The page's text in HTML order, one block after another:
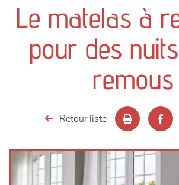
canapés et fauteuils
séjours
chambres et dressing
literie
Le matelas à
pour des
remous
Retour liste